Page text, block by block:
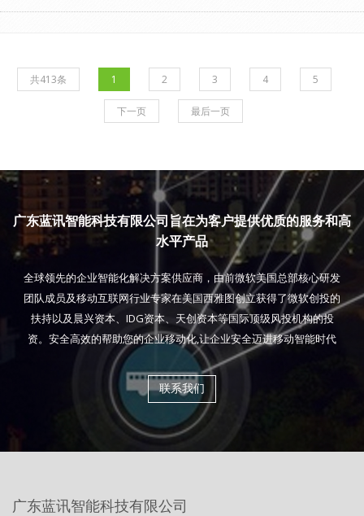
基础架构解决方案，而非服务器本身。其以节点
共413条 1 2 3 4 5
下一页 最后一页
广东蓝讯智能科技有限公司旨在为客户提供优质的服务和高
水平产品
全球领先的企业智能化解决方案供应商，由前微软美国总部核心研发
团队成员及移动互联网行业专家在美国西雅图创立获得了微软创投的
扶持以及晨兴资本、IDG资本、天创资本等国际顶级风投机构的投
资。安全高效的帮助您的企业移动化,让企业安全迈进移动智能时代
联系我们
广东蓝讯智能科技有限公司